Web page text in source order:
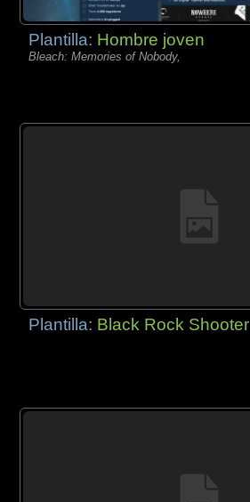
Plantilla: Hombre joven
Bleach: Memories of Nobody,
Plantilla: Black Rock Shooter